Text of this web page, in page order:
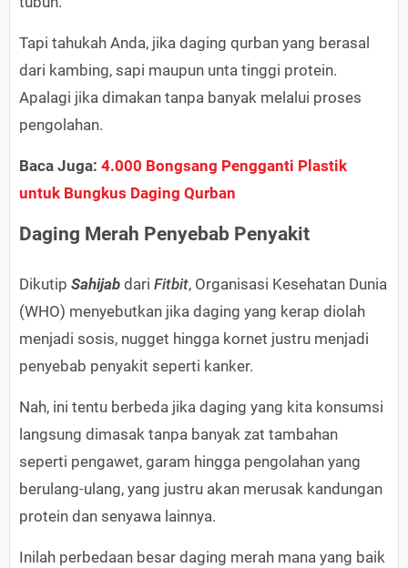
Tapi tahukah Anda, jika daging qurban yang berasal
dari kambing, sapi maupun unta tinggi protein.
Apalagi jika dimakan tanpa banyak melalui proses
pengolahan.
Baca Juga: 4.000 Bongsang Pengganti Plastik
untuk Bungkus Daging Qurban
Daging Merah Penyebab Penyakit
Dikutip Sahijab dari Fitbit, Organisasi Kesehatan Dunia
(WHO) menyebutkan jika daging yang kerap diolah
menjadi sosis, nugget hingga kornet justru menjadi
penyebab penyakit seperti kanker.
Nah, ini tentu berbeda jika daging yang kita konsumsi
langsung dimasak tanpa banyak zat tambahan
seperti pengawet, garam hingga pengolahan yang
berulang-ulang, yang justru akan merusak kandungan
protein dan senyawa lainnya.
Inilah perbedaan besar daging merah mana yang baik